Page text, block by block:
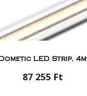
Dometic LED Strip, 4m
87 255 Ft